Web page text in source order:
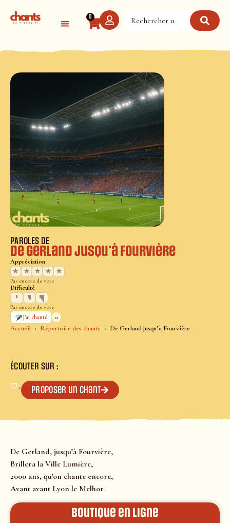
0
Accueil Répertoire des chants De Gerland jusqu’à Fourvière
PAROLES DE
De Gerland jusqu’à Fourvière
Appréciation
★
★ ★ ★ ★
Pas encore de vote
Difficulté
Pas encore de vote
J’ai chanté
0
ÉCOUTER SUR :
♡+ Proposer un chant
De Gerland, jusqu’à Fourvière,
Brillera la Ville Lumière,
2000 ans, qu’on chante encore,
Avant avant Lyon le Melhor.
Boutique en ligne